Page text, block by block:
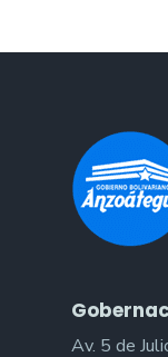
Cochino
en
Av. 5 de